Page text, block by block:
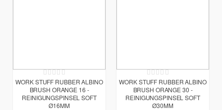
Rating:
0%
WORK STUFF RUBBER ALBINO
BRUSH ORANGE 16 -
REINIGUNGSPINSEL SOFT
Ø16MM
Rating:
0%
WORK STUFF RUBBER ALBINO
BRUSH ORANGE 30 -
REINIGUNGSPINSEL SOFT
Ø30MM